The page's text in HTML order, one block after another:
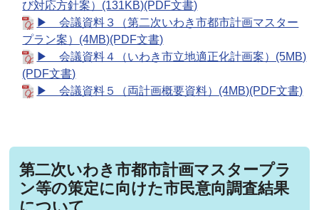
び対応方針案）(131KB)(PDF文書)
▶ 会議資料３（第二次いわき市都市計画マスター
プラン案）(4MB)(PDF文書)
▶ 会議資料４（いわき市立地適正化計画案）(5MB)
(PDF文書)
▶ 会議資料５（両計画概要資料）(4MB)(PDF文書)
第二次いわき市都市計画マスタープラ
ン等の策定に向けた市民意向調査結果